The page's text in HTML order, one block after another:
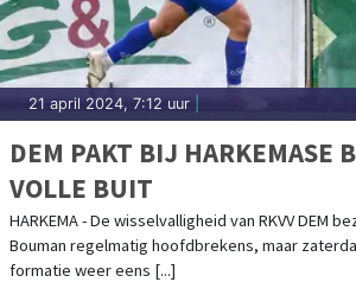
21 april 2024, 7:12 uur
DEM PAKT BIJ HARKEMASE
VOLLE BUIT
HARKEMA - De wisselvalligheid van RKVV DEM
Bouman regelmatig hoofdbrekens, maar
formatie weer eens [...]